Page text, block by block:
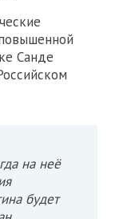
Санде
на неё
будет